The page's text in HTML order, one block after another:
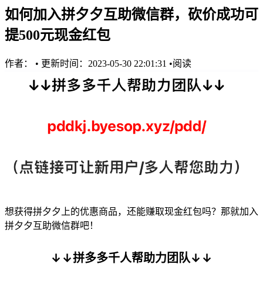
如何加入拼夕夕互助微信群，砍价成功可
提500元现金红包
作者： • 更新时间：2023-05-30 22:01:31 •阅读
想获得拼夕夕上的优惠商品，还能赚取现金红包吗？那就加入
拼夕夕互助微信群吧！
↓↓拼多多千人帮助力团队↓↓